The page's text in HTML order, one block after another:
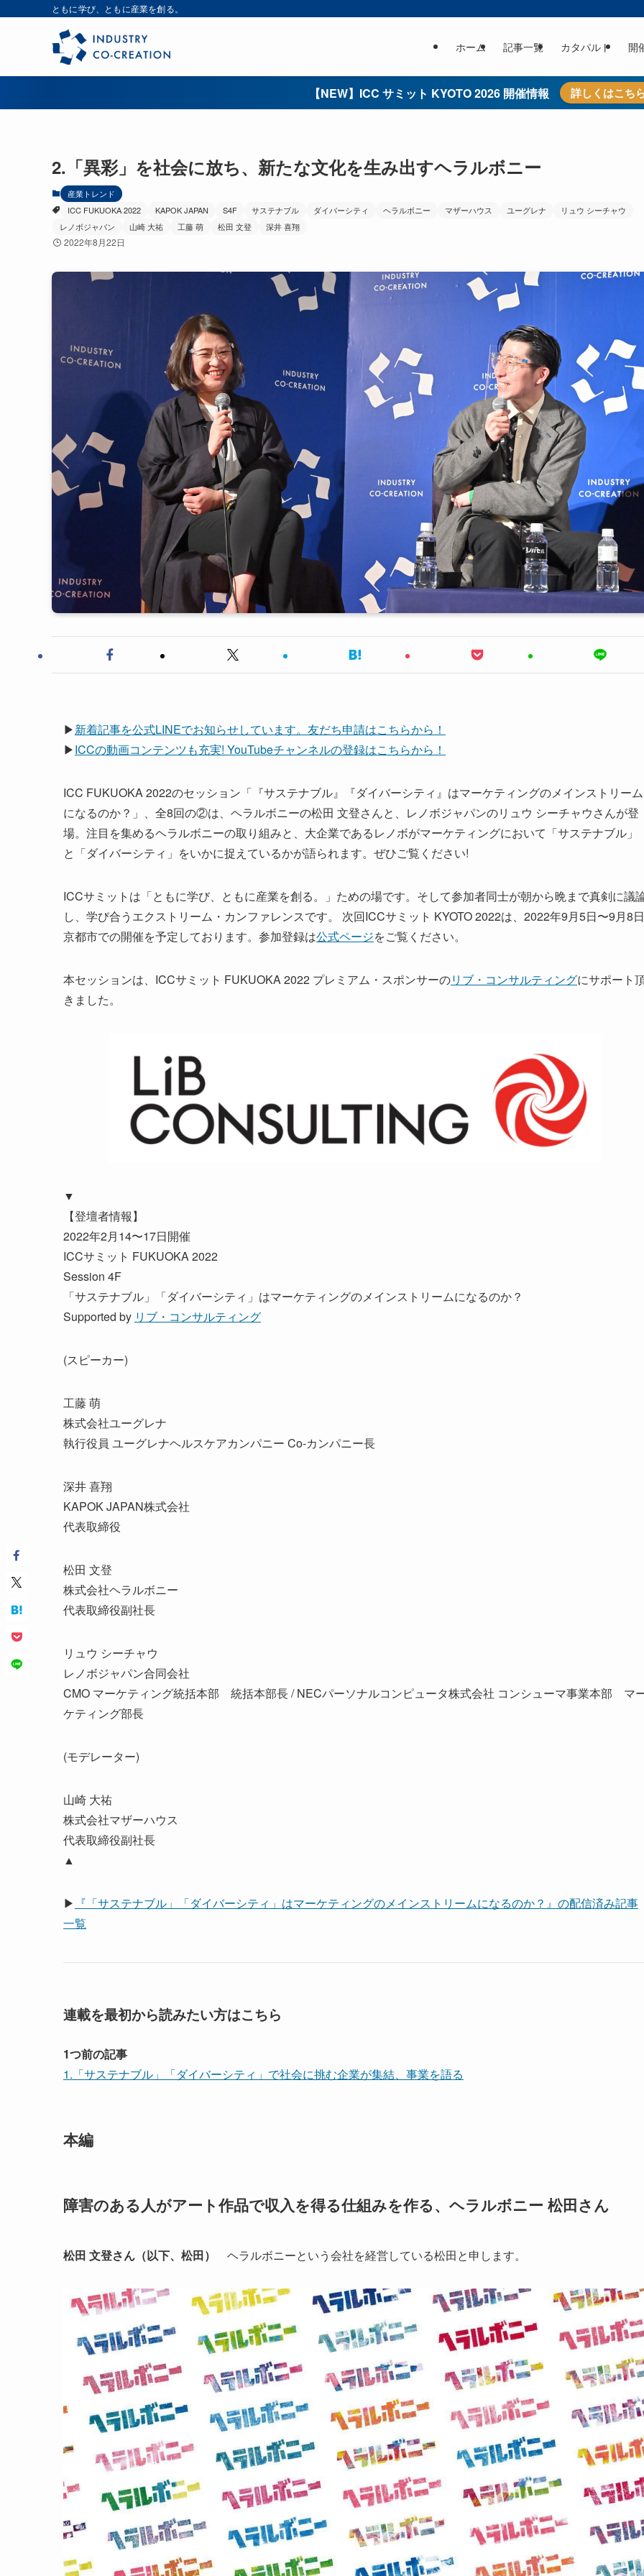
ともに学び、ともに産業を創る。
ホーム 記事一覧 カタパルト 開
【NEW】ICC サミット KYOTO 2026 開催情報 詳しくはこち
2.「異彩」を社会に放ち、新たな文化を生み出すヘラルボニー
産業トレンド
ICC FUKUOKA 2022
KAPOK JAPAN S4F サステナブル ダイバーシティ ヘラルボニー マザーハウス ユーグレナ
リュウ シーチャウ
レノボジャパン
山崎 大祐 工藤 萌 松田 文登 深井 喜翔
2022年8月22日
▶新着記事を公式LINEでお知らせしています。友だち申請はこちらから！
▶ICCの動画コンテンツも充実! YouTubeチャンネルの登録はこちらから！
ICC FUKUOKA 2022のセッション「『サステナブル』『ダイバーシティ』はマーケティングのメインストリーム
になるのか？」、全8回の②は、ヘラルボニーの松田 文登さんと、レノボジャパンのリュウ シーチャウさんが登
場。注目を集めるヘラルボニーの取り組みと、大企業であるレノボがマーケティングにおいて「サステナブル」
と「ダイバーシティ」をいかに捉えているかが語られます。ぜひご覧ください!
ICCサミットは「ともに学び、ともに産業を創る。」ための場です。そして参加者同士が朝から晩まで真剣に議
し、学び合うエクストリーム・カンファレンスです。 次回ICCサミット KYOTO 2022は、2022年9月5日〜9月8日
京都市での開催を予定しております。参加登録は公式ページをご覧ください。
本セッションは、ICCサミット FUKUOKA 2022 プレミアム・スポンサーのリブ・コンサルティングにサポート
きました。
▼
【登壇者情報】
2022年2月14〜17日開催
ICCサミット FUKUOKA 2022
Session 4F
「サステナブル」「ダイバーシティ」はマーケティングのメインストリームになるのか？
Supported by リブ・コンサルティング
(スピーカー)
工藤 萌
株式会社ユーグレナ
執行役員 ユーグレナヘルスケアカンパニー Co-カンパニー長
深井 喜翔
KAPOK JAPAN株式会社
代表取締役
松田 文登
株式会社ヘラルボニー
代表取締役副社長
リュウ シーチャウ
レノボジャパン合同会社
CMO マーケティング統括本部 統括本部長 / NECパーソナルコンピュータ株式会社 コンシューマ事業本部 マ
ケティング部長
(モデレーター)
山崎 大祐
株式会社マザーハウス
代表取締役副社長
▲
▶ 『「サステナブル」「ダイバーシティ」はマーケティングのメインストリームになるのか？』の配信済み記事
一覧
連載を最初から読みたい方はこちら
1つ前の記事
1.「サステナブル」「ダイバーシティ」で社会に挑む企業が集結、事業を語る
本編
障害のある人がアート作品で収入を得る仕組みを作る、ヘラルボニー 松田さん
松田 文登さん（以下、松田） ヘラルボニーという会社を経営している松田と申します。